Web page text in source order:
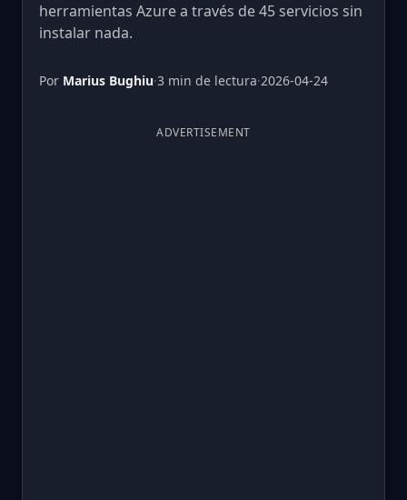
herramientas Azure a través de 45 servicios sin
instalar nada.
Por Marius Bughiu·3 min de lectura·2026-04-24
ADVERTISEMENT